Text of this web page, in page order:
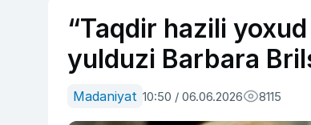
“Taqdir hazili
yulduzi Barbara
Madaniyat 10:50 / 06.06.2026 8115